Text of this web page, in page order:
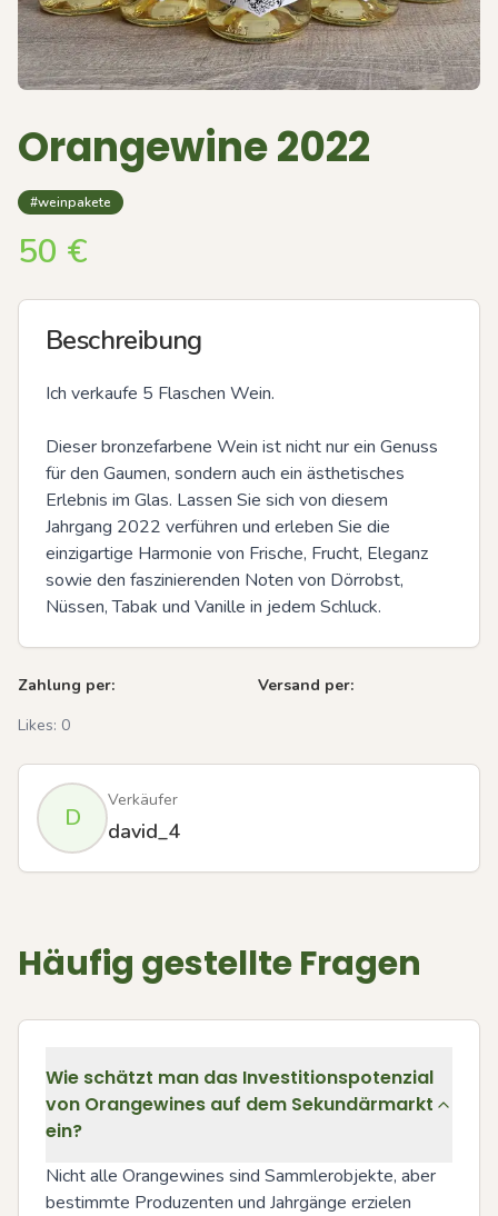
Orangewine 2022
#weinpakete
50 €
Beschreibung
Ich verkaufe 5 Flaschen Wein.
Dieser bronzefarbene Wein ist nicht nur ein Genuss
für den Gaumen, sondern auch ein ästhetisches
Erlebnis im Glas. Lassen Sie sich von diesem
Jahrgang 2022 verführen und erleben Sie die
einzigartige Harmonie von Frische, Frucht, Eleganz
sowie den faszinierenden Noten von Dörrobst,
Nüssen, Tabak und Vanille in jedem Schluck.
Zahlung per:
Versand per:
Likes: 0
D
Verkäufer
david_4
Häufig gestellte Fragen
Wie schätzt man das Investitionspotenzial
von Orangewines auf dem Sekundärmarkt
ein?
Nicht alle Orangewines sind Sammlerobjekte, aber
bestimmte Produzenten und Jahrgänge erzielen